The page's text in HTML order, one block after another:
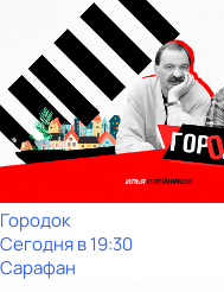
Городок
Сегодня в 19:30
Сарафан